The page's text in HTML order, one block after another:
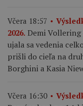
Včera 18:57
2026. Demi
ujala sa vedenia
prišli do cieľa na
Borghini a Kasia
Včera 16:30